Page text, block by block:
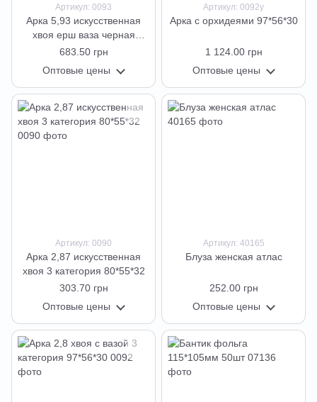
Артикул: 0093
Арка 5,93 искусственная
хвоя ерш ваза черная
проволока 3 кат 120*76*39
683.50 грн
Оптовые цены
Артикул: 0092у
Арка с орхидеями 97*56*30
1 124.00 грн
Оптовые цены
Артикул: 0090
Арка 2,87 искусственная
хвоя 3 категория 80*55*32
303.70 грн
Оптовые цены
Артикул: 40165
Блуза женская атлас
252.00 грн
Оптовые цены